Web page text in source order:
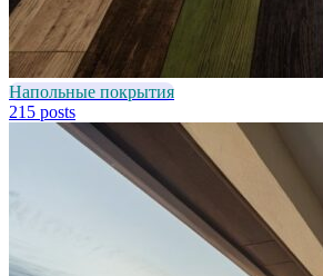
Напольные покрытия
215 posts